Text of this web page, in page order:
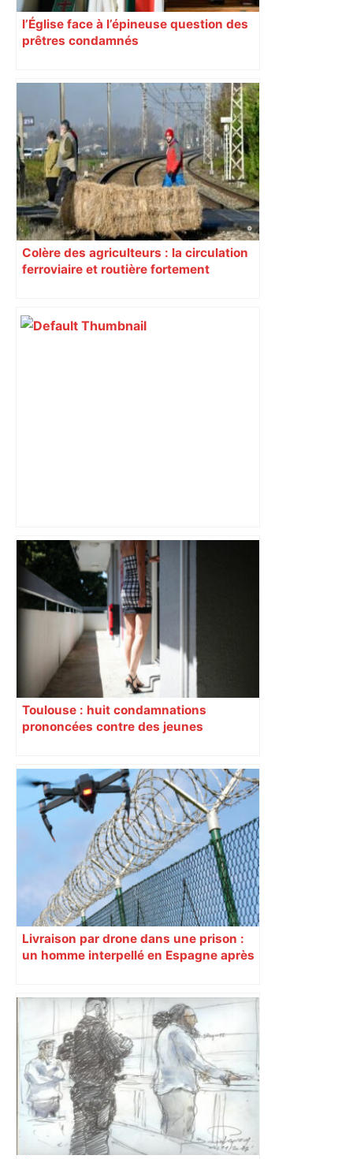
l’Église face à l’épineuse question des
prêtres condamnés
Colère des agriculteurs : la circulation
ferroviaire et routière fortement
Mort mystérieuse près de Toulouse :
une émission de M6 revient sur l'affaire
Christian Abraham, retrouvé la gorge
tranchée et recouvert de feuilles il y a
deux ans – ladepeche.fr
Toulouse : huit condamnations
prononcées contre des jeunes
Livraison par drone dans une prison :
un homme interpellé en Espagne après